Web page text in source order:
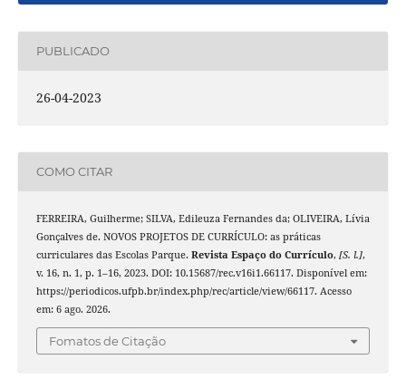
PUBLICADO
26-04-2023
COMO CITAR
FERREIRA, Guilherme; SILVA, Edileuza Fernandes da; OLIVEIRA, Lívia
Gonçalves de. NOVOS PROJETOS DE CURRÍCULO: as práticas
curriculares das Escolas Parque. Revista Espaço do Currículo, [S. l.],
v. 16, n. 1, p. 1–16, 2023. DOI: 10.15687/rec.v16i1.66117. Disponível em:
https://periodicos.ufpb.br/index.php/rec/article/view/66117. Acesso
em: 6 ago. 2026.
Fomatos de Citação